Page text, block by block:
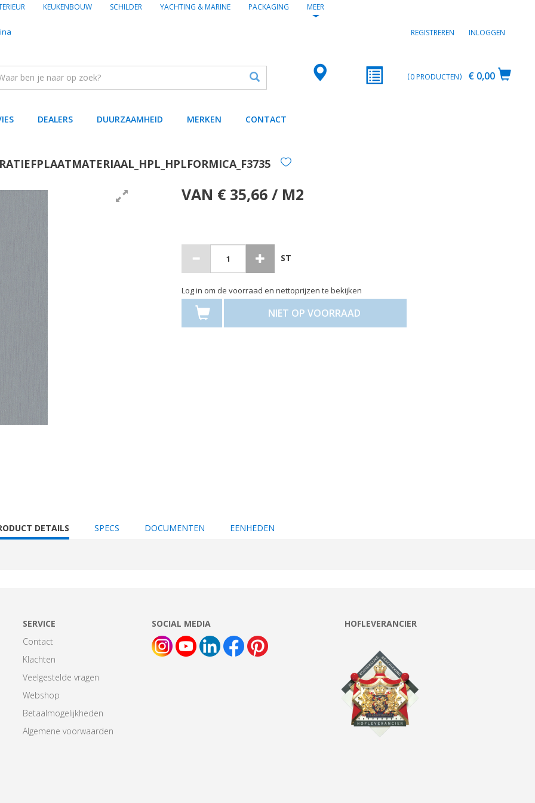
KEUKENBOUW SCHILDER YACHTING & MARINE PACKAGING MEER
REGISTREREN INLOGGEN
€ 0,00
0PRODUCTEN
DEALERS DUURZAAMHEID MERKEN CONTACT
VAN € 35,66 / M2
ST
Log in om de voorraad en nettoprijzen te bekijken
NIET OP VOORRAAD
DETAILS SPECS DOCUMENTEN EENHEDEN
SERVICE
Contact
Klachten
Veelgestelde vragen
Webshop
Betaalmogelijkheden
Algemene voorwaarden
SOCIAL MEDIA HOFLEVERANCIER